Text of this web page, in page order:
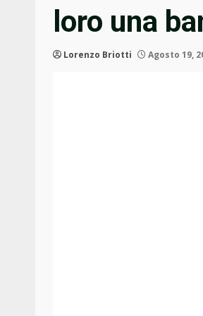
loro una
Lorenzo Briotti Agosto 19,